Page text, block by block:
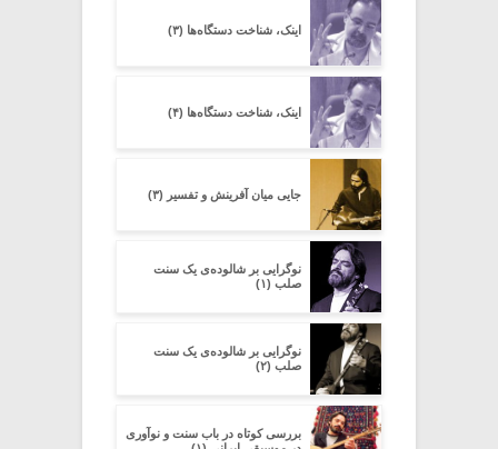
اینک، شناخت دستگاه‌ها (۳)
اینک، شناخت دستگاه‌ها (۴)
جایی میان آفرینش و تفسیر (۳)
نوگرایی بر شالوده‌ی یک سنت
صلب (۱)
نوگرایی بر شالوده‌ی یک سنت
صلب (۲)
بررسی کوتاه در باب سنت و نوآوری